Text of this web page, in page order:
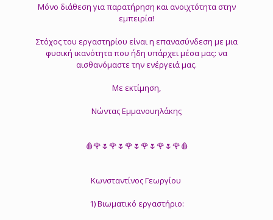
Μόνο διάθεση για παρατήρηση και ανοιχτότητα στην
εμπειρία!
Στόχος του εργαστηρίου είναι η επανασύνδεση με μια
φυσική ικανότητα που ήδη υπάρχει μέσα μας: να
αισθανόμαστε την ενέργειά μας.
Με εκτίμηση,
Νώντας Εμμανουηλάκης
🩸🌹🌷🌹🌷🌹🌷🌹🌷🌹🌷🌹🩸
Κωνσταντίνος Γεωργίου
1) Βιωματικό εργαστήριο: